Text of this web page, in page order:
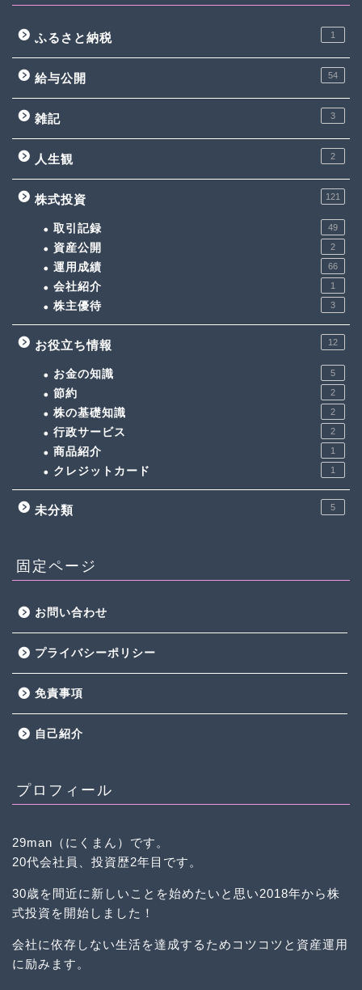
ふるさと納税 1
給与公開 54
雑記 3
人生観 2
株式投資 121
取引記録 49
資産公開 2
運用成績 66
会社紹介 1
株主優待 3
お役立ち情報 12
お金の知識 5
節約 2
株の基礎知識 2
行政サービス 2
商品紹介 1
クレジットカード 1
未分類 5
固定ページ
お問い合わせ
プライバシーポリシー
免責事項
自己紹介
プロフィール
29man（にくまん）です。
20代会社員、投資歴2年目です。
30歳を間近に新しいことを始めたいと思い2018年から株
式投資を開始しました！
会社に依存しない生活を達成するためコツコツと資産運用
に励みます。